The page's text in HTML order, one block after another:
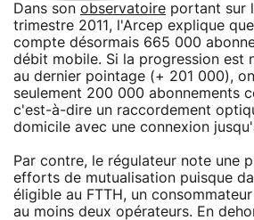
Dans son observatoire portant sur
trimestre 2011, l'Arcep explique
compte désormais 665 000
débit mobile. Si la progression est
au dernier pointage (+ 201 000),
seulement 200 000 abonnements
c'est-à-dire un raccordement
domicile avec une connexion
Par contre, le régulateur note une
efforts de mutualisation puisque
éligible au FTTH, un
au moins deux opérateurs. En